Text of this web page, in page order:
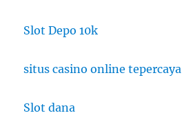
Slot Depo 10k
situs casino online tepercaya
Slot dana